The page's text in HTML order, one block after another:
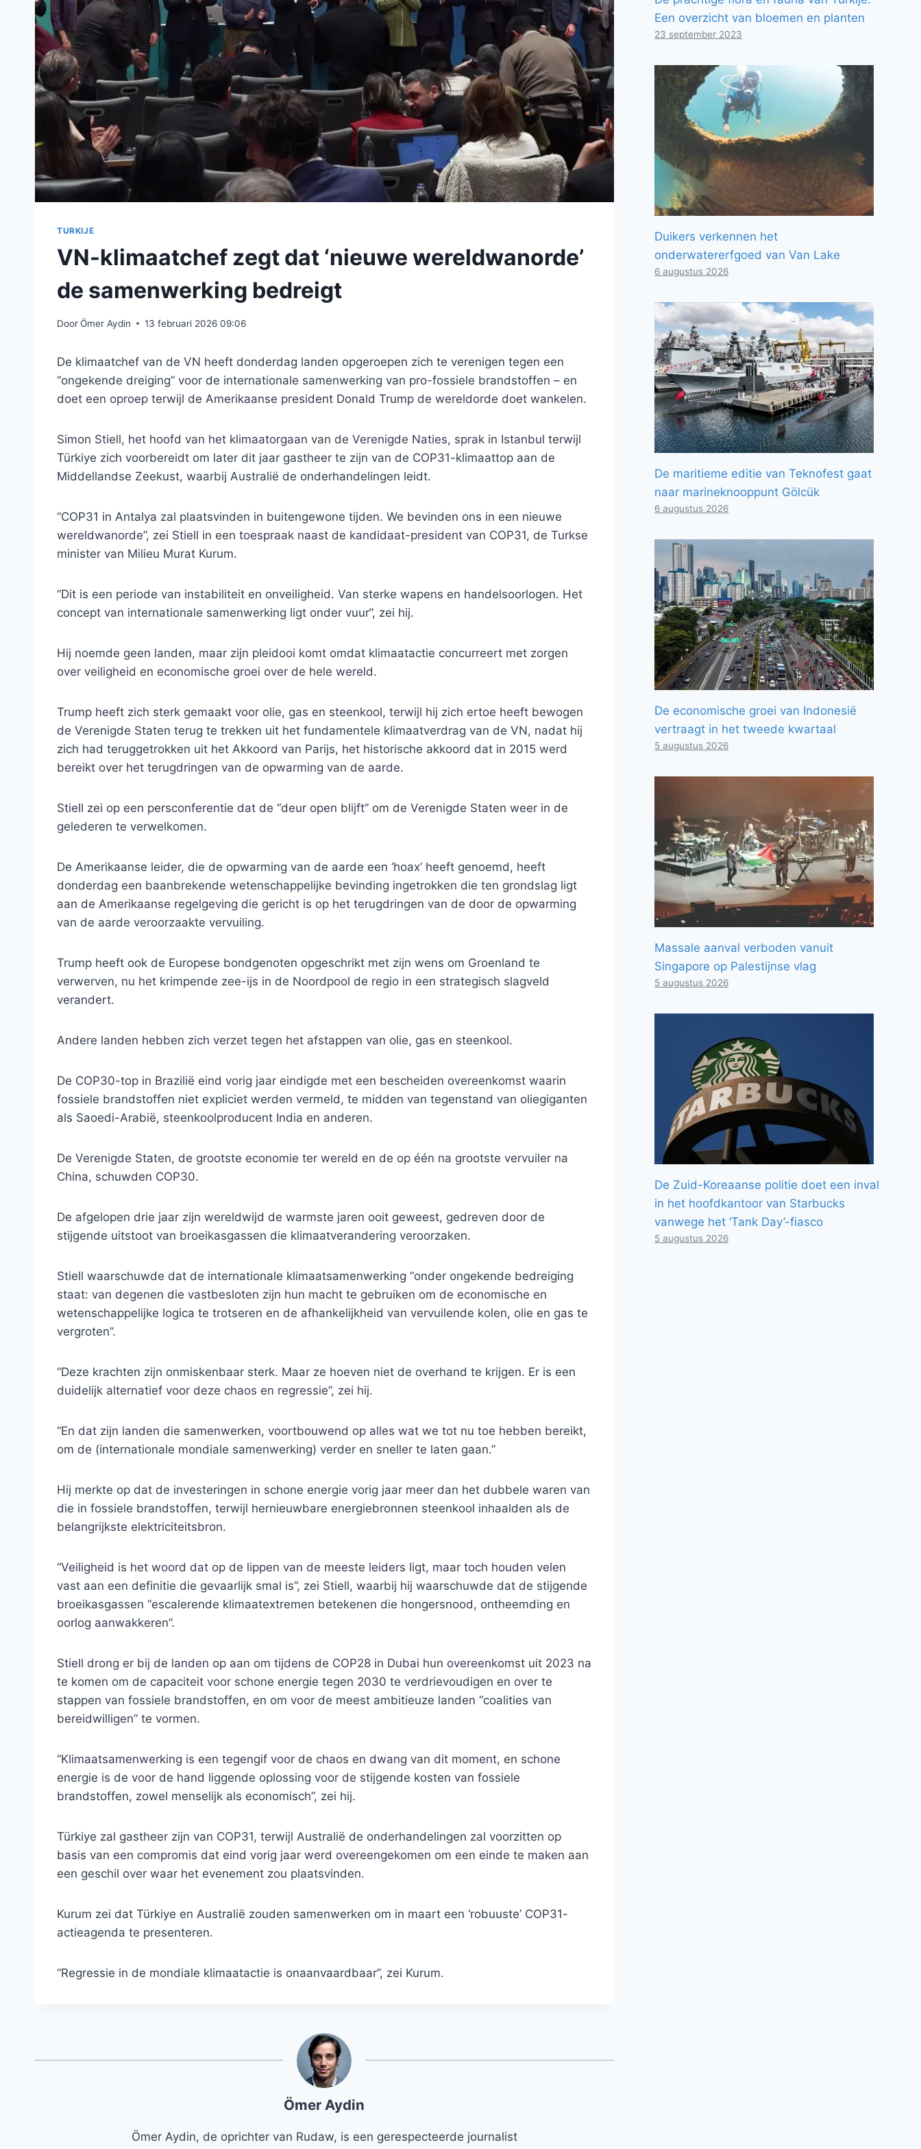
TURKIJE
VN-klimaatchef zegt dat ‘nieuwe wereldwanorde’
de samenwerking bedreigt
DoorÖmer Aydin 13 februari 2026 09:06
De klimaatchef van de VN heeft donderdag landen opgeroepen zich te verenigen tegen een
“ongekende dreiging” voor de internationale samenwerking van pro-fossiele brandstoffen – en
doet een oproep terwijl de Amerikaanse president Donald Trump de wereldorde doet wankelen.
Simon Stiell, het hoofd van het klimaatorgaan van de Verenigde Naties, sprak in Istanbul terwijl
Türkiye zich voorbereidt om later dit jaar gastheer te zijn van de COP31-klimaattop aan de
Middellandse Zeekust, waarbij Australië de onderhandelingen leidt.
“COP31 in Antalya zal plaatsvinden in buitengewone tijden. We bevinden ons in een nieuwe
wereldwanorde”, zei Stiell in een toespraak naast de kandidaat-president van COP31, de Turkse
minister van Milieu Murat Kurum.
“Dit is een periode van instabiliteit en onveiligheid. Van sterke wapens en handelsoorlogen. Het
concept van internationale samenwerking ligt onder vuur”, zei hij.
Hij noemde geen landen, maar zijn pleidooi komt omdat klimaatactie concurreert met zorgen
over veiligheid en economische groei over de hele wereld.
Trump heeft zich sterk gemaakt voor olie, gas en steenkool, terwijl hij zich ertoe heeft bewogen
de Verenigde Staten terug te trekken uit het fundamentele klimaatverdrag van de VN, nadat hij
zich had teruggetrokken uit het Akkoord van Parijs, het historische akkoord dat in 2015 werd
bereikt over het terugdringen van de opwarming van de aarde.
Stiell zei op een persconferentie dat de “deur open blijft” om de Verenigde Staten weer in de
gelederen te verwelkomen.
De Amerikaanse leider, die de opwarming van de aarde een ‘hoax’ heeft genoemd, heeft
donderdag een baanbrekende wetenschappelijke bevinding ingetrokken die ten grondslag ligt
aan de Amerikaanse regelgeving die gericht is op het terugdringen van de door de opwarming
van de aarde veroorzaakte vervuiling.
Trump heeft ook de Europese bondgenoten opgeschrikt met zijn wens om Groenland te
verwerven, nu het krimpende zee-ijs in de Noordpool de regio in een strategisch slagveld
verandert.
Andere landen hebben zich verzet tegen het afstappen van olie, gas en steenkool.
De COP30-top in Brazilië eind vorig jaar eindigde met een bescheiden overeenkomst waarin
fossiele brandstoffen niet expliciet werden vermeld, te midden van tegenstand van oliegiganten
als Saoedi-Arabië, steenkoolproducent India en anderen.
De Verenigde Staten, de grootste economie ter wereld en de op één na grootste vervuiler na
China, schuwden COP30.
De afgelopen drie jaar zijn wereldwijd de warmste jaren ooit geweest, gedreven door de
stijgende uitstoot van broeikasgassen die klimaatverandering veroorzaken.
Stiell waarschuwde dat de internationale klimaatsamenwerking “onder ongekende bedreiging
staat: van degenen die vastbesloten zijn hun macht te gebruiken om de economische en
wetenschappelijke logica te trotseren en de afhankelijkheid van vervuilende kolen, olie en gas te
vergroten”.
“Deze krachten zijn onmiskenbaar sterk. Maar ze hoeven niet de overhand te krijgen. Er is een
duidelijk alternatief voor deze chaos en regressie”, zei hij.
“En dat zijn landen die samenwerken, voortbouwend op alles wat we tot nu toe hebben bereikt,
om de (internationale mondiale samenwerking) verder en sneller te laten gaan.”
Hij merkte op dat de investeringen in schone energie vorig jaar meer dan het dubbele waren van
die in fossiele brandstoffen, terwijl hernieuwbare energiebronnen steenkool inhaalden als de
belangrijkste elektriciteitsbron.
“Veiligheid is het woord dat op de lippen van de meeste leiders ligt, maar toch houden velen
vast aan een definitie die gevaarlijk smal is”, zei Stiell, waarbij hij waarschuwde dat de stijgende
broeikasgassen “escalerende klimaatextremen betekenen die hongersnood, ontheemding en
oorlog aanwakkeren”.
Stiell drong er bij de landen op aan om tijdens de COP28 in Dubai hun overeenkomst uit 2023 na
te komen om de capaciteit voor schone energie tegen 2030 te verdrievoudigen en over te
stappen van fossiele brandstoffen, en om voor de meest ambitieuze landen “coalities van
bereidwilligen” te vormen.
“Klimaatsamenwerking is een tegengif voor de chaos en dwang van dit moment, en schone
energie is de voor de hand liggende oplossing voor de stijgende kosten van fossiele
brandstoffen, zowel menselijk als economisch”, zei hij.
Türkiye zal gastheer zijn van COP31, terwijl Australië de onderhandelingen zal voorzitten op
basis van een compromis dat eind vorig jaar werd overeengekomen om een ​​einde te maken aan
een geschil over waar het evenement zou plaatsvinden.
Kurum zei dat Türkiye en Australië zouden samenwerken om in maart een ‘robuuste’ COP31-
actieagenda te presenteren.
“Regressie in de mondiale klimaatactie is onaanvaardbaar”, zei Kurum.
Ömer Aydin
Ömer Aydin, de oprichter van Rudaw, is een gerespecteerde journalist
Een overzicht van bloemen en planten
23 september 2023
Duikers verkennen het
onderwatererfgoed van Van Lake
6 augustus 2026
De maritieme editie van Teknofest gaat
naar marineknooppunt Gölcük
6 augustus 2026
De economische groei van Indonesië
vertraagt ​​in het tweede kwartaal
5 augustus 2026
Massale aanval verboden vanuit
Singapore op Palestijnse vlag
5 augustus 2026
De Zuid-Koreaanse politie doet een inval
in het hoofdkantoor van Starbucks
vanwege het ‘Tank Day’-fiasco
5 augustus 2026